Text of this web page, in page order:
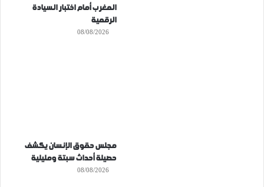
المغرب أمام اختبار السيادة
الرقمية
08/08/2026
مجلس حقوق الإنسان يكشف
حصيلة أحداث سبتة ومليلية
08/08/2026